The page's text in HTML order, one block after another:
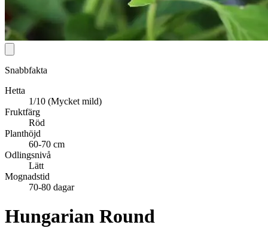
Snabbfakta
Hetta
1/10 (Mycket mild)
Fruktfärg
Röd
Planthöjd
60-70 cm
Odlingsnivå
Lätt
Mognadstid
70-80 dagar
Hungarian Round